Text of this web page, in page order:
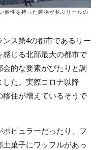
個性を持った建物が並ぶリールの
ス第4の都市であるリー
感じる北部最大の都市で
的な要素がぴたりと調
た。実際コロナ以降
住が増えているそうで
ピュラーだったり、フ
菓子にワッフルがあっ